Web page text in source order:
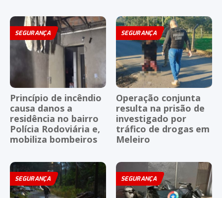
SEGURANÇA
Princípio de incêndio
causa danos a
residência no bairro
Polícia Rodoviária e,
mobiliza bombeiros
SEGURANÇA
Operação conjunta
resulta na prisão de
investigado por
tráfico de drogas em
Meleiro
SEGURANÇA SEGURANÇA